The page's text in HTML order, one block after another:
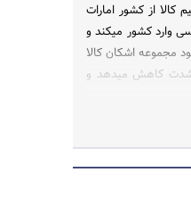
کالا از کشور امارات
وارد کشور میکند و
مجموعه اشکان کالا
شدت کاهش میدهد و